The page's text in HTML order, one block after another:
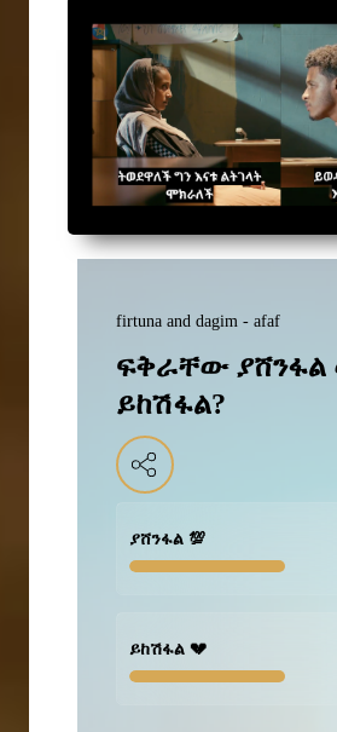
firtuna and dagim - afaf
ፍቅራቸው ያሸንፋል
ይከሽፋል?
ያሸንፋል 💯
ይከሽፋል 💔